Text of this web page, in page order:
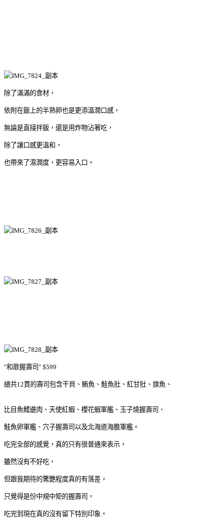
除了滿滿的食材，
依附在飯上的半熟卵也是更添溫潤口感，
無論是直接拌飯，還是用炸物沾著吃，
除了讓口感更溫和，
也帶來了濕潤度，更容易入口。
"和歌握壽司" $599
總共12貫的壽司包含干貝、鮪魚、鮭魚肚、紅甘肚、旗魚、
比目魚鰭邊肉、天使紅蝦、櫻花蝦軍艦、玉子燒握壽司、
鮭魚卵軍艦、穴子握壽司以及北海道海膽軍艦。
吃完全部的感覺，真的只有很普通來表示，
雖然沒有不好吃，
但跟我期待的驚艷程度真的有落差，
只覺得是份中規中矩的握壽司，
吃完到現在真的沒有留下特別印象。